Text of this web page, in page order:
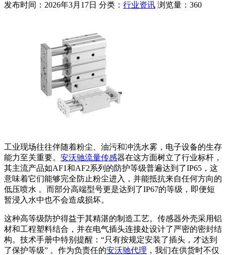
发布时间：2026年3月17日 分类： 行业资讯 浏览量：360
工业现场往往伴随着粉尘、油污和冲洗水雾，电子设备的生存
能力至关重要。 安沃驰流量传感器在这方面树立了行业标杆，
其主流产品如AF1和AF2系列的防护等级普遍达到了IP65，这
意味着它们能够完全防止粉尘进入，并能抵抗来自任何方向的
低压喷水 。而部分高端型号更是达到了IP67的等级，即便短
暂浸入水中也不会造成损坏。
这种高等级防护得益于其精湛的制造工艺。传感器外壳采用铝
材和工程塑料结合，并在电气插头连接处设计了严密的密封结
构。技术手册中特别提醒：“只有按规定安装了插头，才达到
了保护等级” 。作为负责任的安沃驰代理 ，我们在供货时不仅